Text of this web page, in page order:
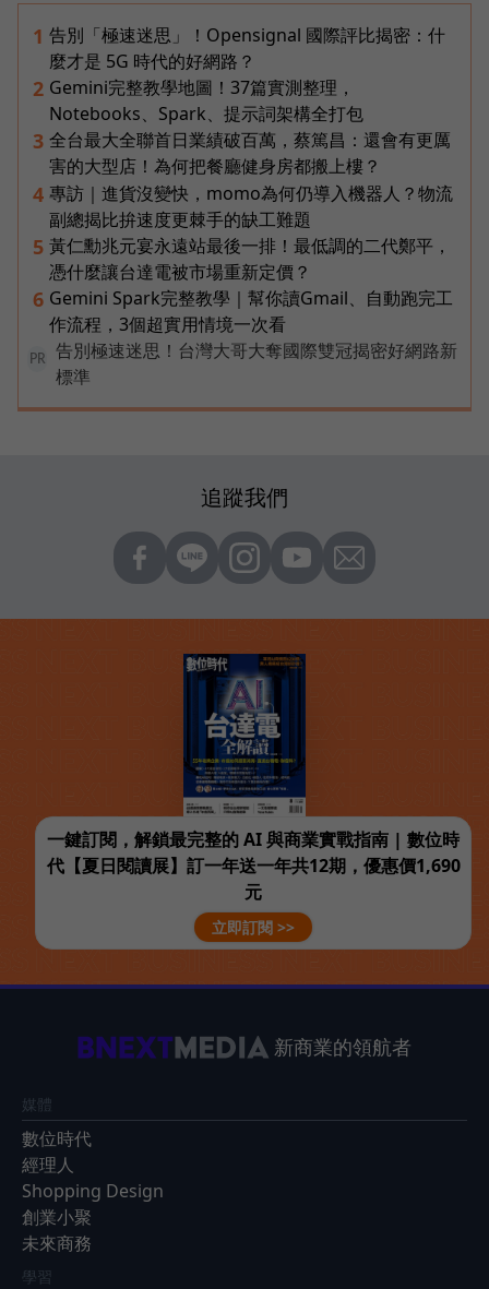
1 告別「極速迷思」！Opensignal 國際評比揭密：什
麼才是 5G 時代的好網路？
2 Gemini完整教學地圖！37篇實測整理，
Notebooks、Spark、提示詞架構全打包
3 全台最大全聯首日業績破百萬，蔡篤昌：還會有更厲
害的大型店！為何把餐廳健身房都搬上樓？
4 專訪｜進貨沒變快，momo為何仍導入機器人？物流
副總揭比拚速度更棘手的缺工難題
5 黃仁勳兆元宴永遠站最後一排！最低調的二代鄭平，
憑什麼讓台達電被市場重新定價？
6 Gemini Spark完整教學｜幫你讀Gmail、自動跑完工
作流程，3個超實用情境一次看
PR
告別極速迷思！台灣大哥大奪國際雙冠揭密好網路新
標準
追蹤我們
一鍵訂閱，解鎖最完整的 AI 與商業實戰指南 | 數位時
代【夏日閱讀展】訂一年送一年共12期，優惠價1,690
元
立即訂閱 >>
新商業的領航者
媒體
數位時代
經理人
Shopping Design
創業小聚
未來商務
學習